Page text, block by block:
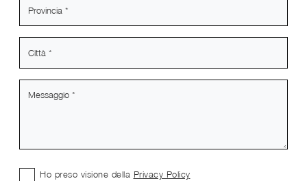
Ho preso visione della Privacy Policy